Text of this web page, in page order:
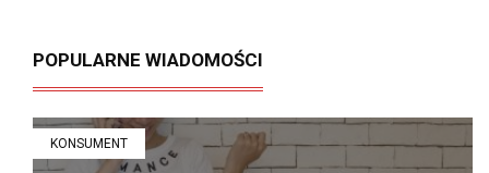
POPULARNE WIADOMOŚCI
KONSUMENT